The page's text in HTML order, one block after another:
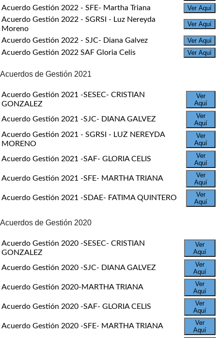
Acuerdo Gestión 2022 - SFE- Martha Triana Ver Aquí
Acuerdo Gestión 2022 - SGRSI - Luz Nereyda
Moreno
Ver Aquí
Acuerdo Gestión 2022 - SJC- Diana Galvez Ver Aquí
Acuerdo Gestión 2022 SAF Gloria Celis Ver Aquí
Acuerdos de Gestión 2021
Acuerdo Gestión 2021 -SESEC- CRISTIAN
GONZALEZ
Ver
Aquí
Acuerdo Gestión 2021 -SJC- DIANA GALVEZ
Ver
Aquí
Acuerdo Gestión 2021 - SGRSI - LUZ NEREYDA
MORENO
Ver
Aquí
Acuerdo Gestión 2021 -SAF- GLORIA CELIS
Ver
Aquí
Acuerdo Gestión 2021 -SFE- MARTHA TRIANA
Ver
Aquí
Acuerdo Gestión 2021 -SDAE- FATIMA QUINTERO
Ver
Aquí
Acuerdos de Gestión 2020
Acuerdo Gestión 2020 -SESEC- CRISTIAN
GONZALEZ
Ver
Aquí
Acuerdo Gestión 2020 -SJC- DIANA GALVEZ
Ver
Aquí
Acuerdo Gestión 2020-MARTHA TRIANA
Ver
Aquí
Acuerdo Gestión 2020 -SAF- GLORIA CELIS
Ver
Aquí
Acuerdo Gestión 2020 -SFE- MARTHA TRIANA
Ver
Aquí